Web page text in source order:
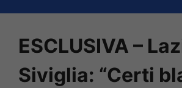
ESCLUSIVA –
Siviglia: “Certi